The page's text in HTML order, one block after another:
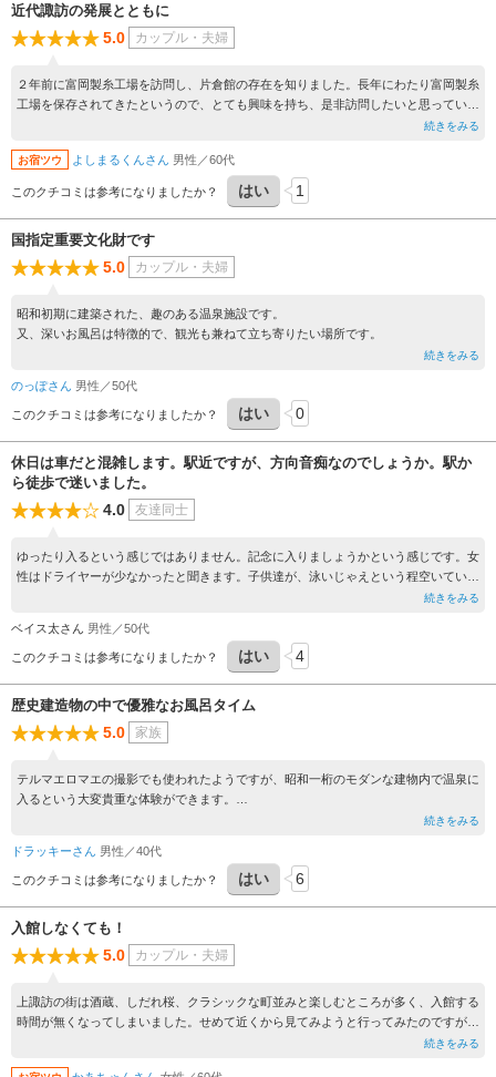
近代諏訪の発展とともに
5.0 カップル・夫婦
２年前に富岡製糸工場を訪問し、片倉館の存在を知りました。長年にわたり富岡製糸
工場を保存されてきたというので、とても興味を持ち、是非訪問したいと思っていま
した。内部は見学できます。諏訪を訪れるさいは、この家片倉館をセットで是非。
続きをみる
お宿ツウ よしまるくんさん 男性／60代
このクチコミは参考になりましたか？ はい 1
国指定重要文化財です
5.0 カップル・夫婦
昭和初期に建築された、趣のある温泉施設です。
又、深いお風呂は特徴的で、観光も兼ねて立ち寄りたい場所です。
続きをみる
のっぽさん 男性／50代
このクチコミは参考になりましたか？ はい 0
休日は車だと混雑します。駅近ですが、方向音痴なのでしょうか。駅か
ら徒歩で迷いました。
4.0 友達同士
ゆったり入るという感じではありません。記念に入りましょうかという感じです。女
性はドライヤーが少なかったと聞きます。子供達が、泳いじゃえという程空いていま
せん。狭いという感じではありません。諏訪湖の花火大会と重なると車は混雑します
続きをみる
ベイス太さん 男性／50代
このクチコミは参考になりましたか？ はい 4
歴史建造物の中で優雅なお風呂タイム
5.0 家族
テルマエロマエの撮影でも使われたようですが、昭和一桁のモダンな建物内で温泉に
入るという大変貴重な体験ができます。
続きをみる
ドラッキーさん 男性／40代
このクチコミは参考になりましたか？ はい 6
入館しなくても！
5.0 カップル・夫婦
上諏訪の街は酒蔵、しだれ桜、クラシックな町並みと楽しむところが多く、入館する
時間が無くなってしまいました。せめて近くから見てみようと行ってみたのですが庭
続きをみる